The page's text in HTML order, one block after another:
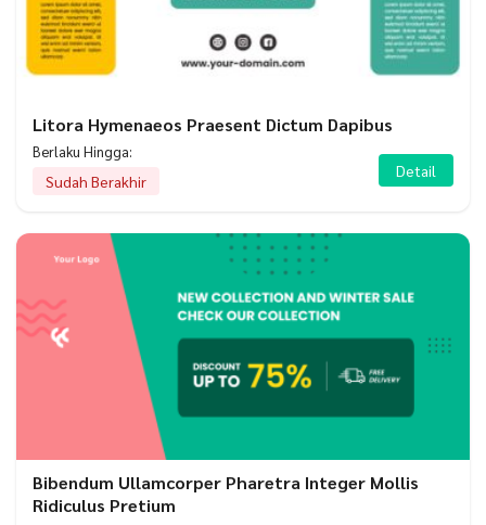
Litora Hymenaeos Praesent Dictum Dapibus
Berlaku Hingga:
Sudah Berakhir
Detail
Bibendum Ullamcorper Pharetra Integer Mollis
Ridiculus Pretium